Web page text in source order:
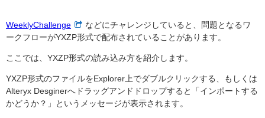
WeeklyChallenge
などにチャレンジしていると、問題となるワ
ークフローがYXZP形式で配布されていることがあります。
ここでは、YXZP形式の読み込み方を紹介します。
YXZP形式のファイルをExplorer上でダブルクリックする、もしくは
Alteryx Desginerへドラッグアンドドロップすると「インポートする
かどうか？」というメッセージが表示されます。